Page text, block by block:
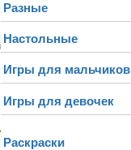
Разные
Настольные
Игры для мальчиков
Игры для девочек
Раскраски